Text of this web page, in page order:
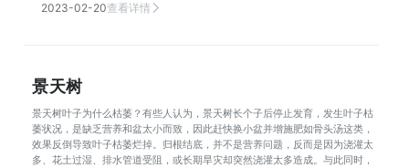
2023-02-20查看详情
景天树
景天树叶子为什么枯萎？有些人认为，景天树长个子后停止发育，发生叶子枯
萎状况，是缺乏营养和盆太小而致，因此赶快换小盆并增施肥如骨头汤这类，
效果反倒导致叶子枯萎烂掉。归根结底，并不是营养问题，反而是因为浇灌太
多、花土过湿、排水管道受阻，或长期旱灾却突然浇灌太多造成。与此同时，